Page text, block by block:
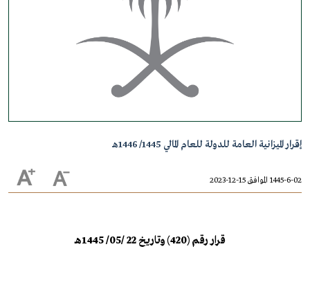
إقرار الميزانية العامة للدولة للعام المالي 1445/ 1446هـ
1445-6-02 الموافق 15-12-2023
قرار رقم (420) وتاريخ 22 /05/ 1445هـ